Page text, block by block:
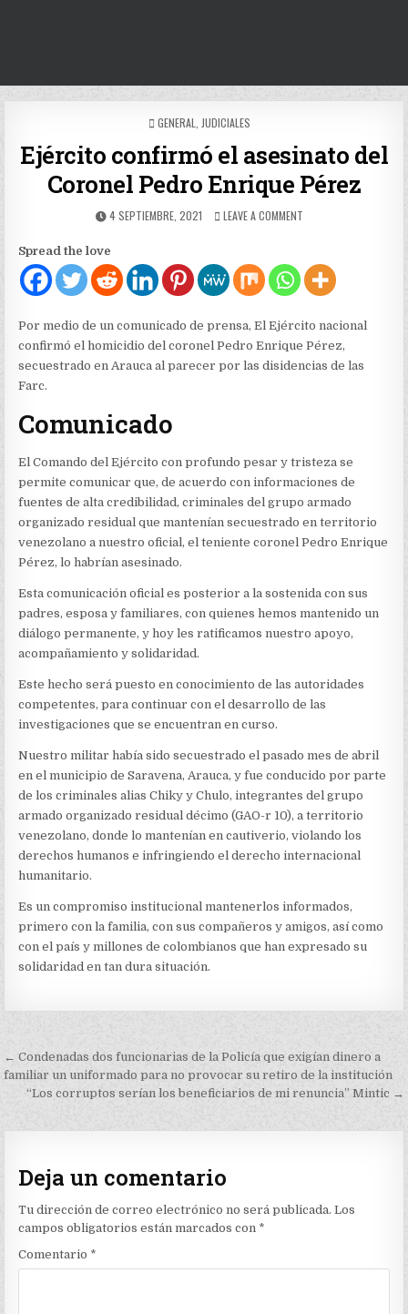
POSTED
GENERAL JUDICIALES
Ejército confirmó el asesinato del
Coronel Pedro Enrique Pérez
PUBLISHED
4 SEPTIEMBRE, 2021 LEAVE A COMMENT
ASESINATO
DEL
PEDRO
ENRIQUE
PÉREZ
Spread the love
Por medio de un comunicado de prensa, El Ejército nacional
confirmó el homicidio del coronel Pedro Enrique Pérez,
secuestrado en Arauca al parecer por las disidencias de las
Farc.
Comunicado
El Comando del Ejército con profundo pesar y tristeza se
permite comunicar que, de acuerdo con informaciones de
fuentes de alta credibilidad, criminales del grupo armado
organizado residual que mantenían secuestrado en territorio
venezolano a nuestro oficial, el teniente coronel Pedro Enrique
Pérez, lo habrían asesinado.
Esta comunicación oficial es posterior a la sostenida con sus
padres, esposa y familiares, con quienes hemos mantenido un
diálogo permanente, y hoy les ratificamos nuestro apoyo,
acompañamiento y solidaridad.
Este hecho será puesto en conocimiento de las autoridades
competentes, para continuar con el desarrollo de las
investigaciones que se encuentran en curso.
Nuestro militar había sido secuestrado el pasado mes de abril
en el municipio de Saravena, Arauca, y fue conducido por parte
de los criminales alias Chiky y Chulo, integrantes del grupo
armado organizado residual décimo (GAO-r 10), a territorio
venezolano, donde lo mantenían en cautiverio, violando los
derechos humanos e infringiendo el derecho internacional
humanitario.
Es un compromiso institucional mantenerlos informados,
primero con la familia, con sus compañeros y amigos, así como
con el país y millones de colombianos que han expresado su
solidaridad en tan dura situación.
Navegación
de
entradas
← Condenadas dos funcionarias de la Policía que exigían dinero a
familiar un uniformado para no provocar su retiro de la institución
“Los corruptos serían los beneficiarios de mi renuncia” Mintic →
Deja un comentario
Tu dirección de correo electrónico no será publicada. Los
campos obligatorios están marcados con *
Comentario *